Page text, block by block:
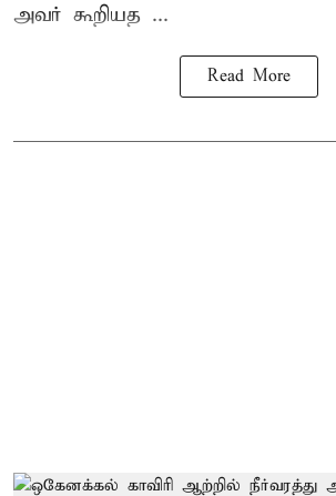
அவர் கூறியத ...
Read More